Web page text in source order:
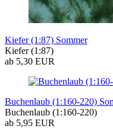
Kiefer (1:87) Sommer
Kiefer (1:87)
ab 5,30 EUR
Buchenlaub (1:160-220)
Buchenlaub (1:160-220)
ab 5,95 EUR